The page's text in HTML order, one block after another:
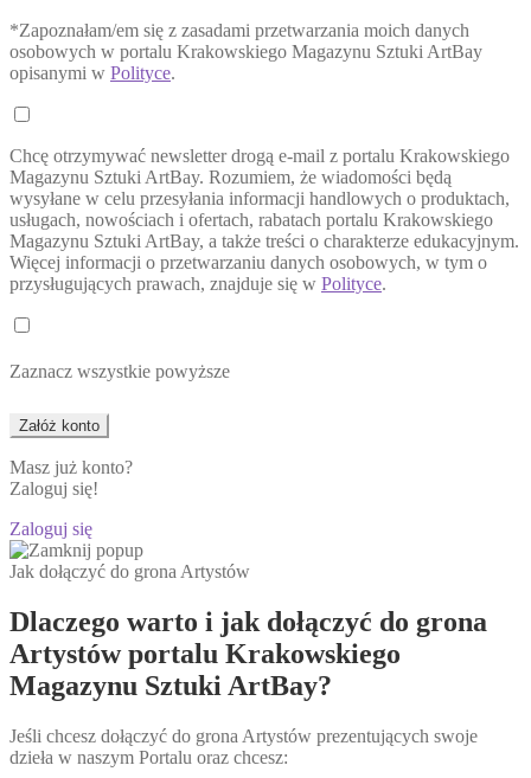
*Zapoznałam/em się z zasadami przetwarzania moich danych
osobowych w portalu Krakowskiego Magazynu Sztuki ArtBay
opisanymi w Polityce.
Chcę otrzymywać newsletter drogą e-mail z portalu Krakowskiego
Magazynu Sztuki ArtBay. Rozumiem, że wiadomości będą
wysyłane w celu przesyłania informacji handlowych o produktach,
usługach, nowościach i ofertach, rabatach portalu Krakowskiego
Magazynu Sztuki ArtBay, a także treści o charakterze edukacyjnym.
Więcej informacji o przetwarzaniu danych osobowych, w tym o
przysługujących prawach, znajduje się w Polityce.
Zaznacz wszystkie powyższe
Masz już konto?
Zaloguj się!
Zaloguj się
Jak dołączyć do grona Artystów
Dlaczego warto i jak dołączyć do grona
Artystów portalu Krakowskiego
Magazynu Sztuki ArtBay?
Jeśli chcesz dołączyć do grona Artystów prezentujących swoje
dzieła w naszym Portalu oraz chcesz: